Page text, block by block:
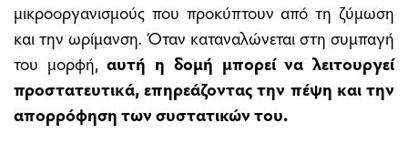
μικροοργανισμούς που προκύπτουν από τη ζύμωση
και την ωρίμανση. Όταν καταναλώνεται στη συμπαγή
του μορφή, αυτή η δομή μπορεί να λειτουργεί
προστατευτικά, επηρεάζονταςτην πέψη και την
απορρόφηση των συστατικών του.